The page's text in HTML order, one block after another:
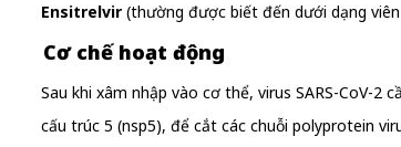
Ensitrelvir (thường được biết đến dưới dạng viên
Cơ chế hoạt động
Sau khi xâm nhập vào cơ thể, virus SARS-CoV-
cấu trúc 5 (nsp5), để cắt các chuỗi polyprotein